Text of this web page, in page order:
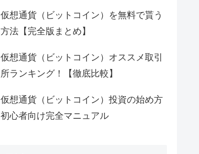
仮想通貨（ビットコイン）を無料で貰う
方法【完全版まとめ】
仮想通貨（ビットコイン）オススメ取引
所ランキング！【徹底比較】
仮想通貨（ビットコイン）投資の始め方
初心者向け完全マニュアル